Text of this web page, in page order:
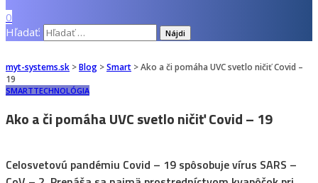
0
Hľadať:
myt-systems.sk >Blog >Smart >Ako a či pomáha UVC svetlo ničiť Covid –
19
SMARTTECHNOLÓGIA
Ako a či pomáha UVC svetlo ničiť Covid – 19
Celosvetovú pandémiu Covid – 19 spôsobuje vírus SARS –